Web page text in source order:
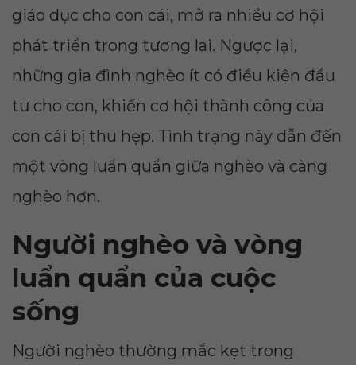
giáo dục cho con cái, mở ra nhiều cơ hội
phát triển trong tương lai. Ngược lại,
những gia đình nghèo ít có điều kiện đầu
tư cho con, khiến cơ hội thành công của
con cái bị thu hẹp. Tình trạng này dẫn đến
một vòng luẩn quẩn giữa nghèo và càng
nghèo hơn.
Người nghèo và vòng
luẩn quẩn của cuộc
sống
Người nghèo thường mắc kẹt trong